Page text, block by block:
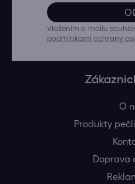
Vložením e-mailu
podmínkami ochrany
O
Produkty
Doprava